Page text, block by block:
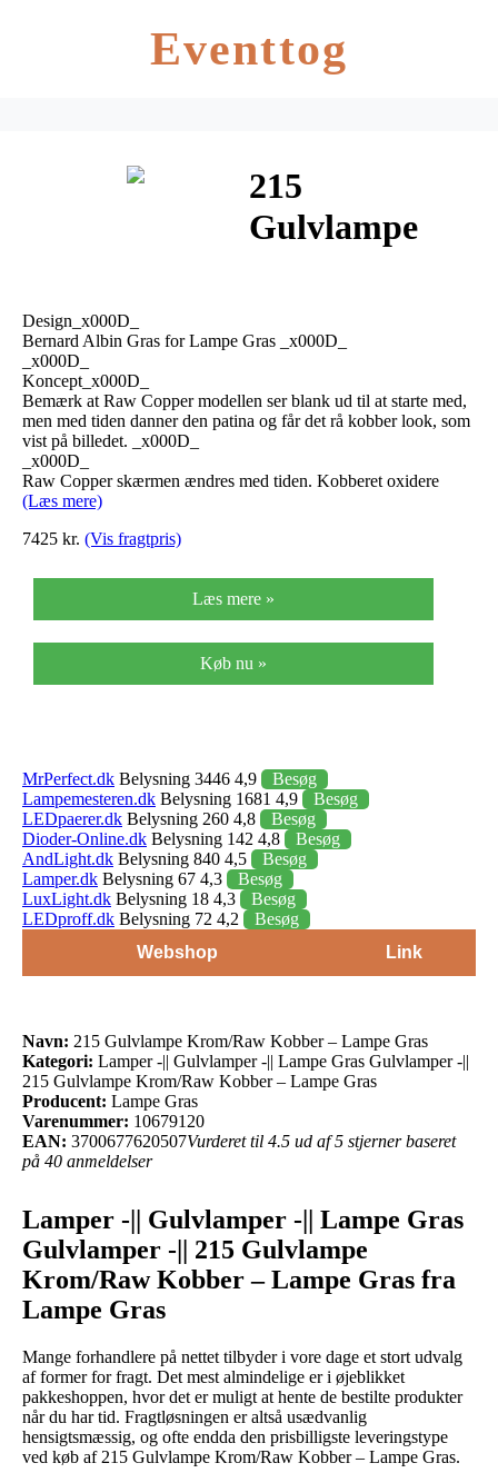
Eventtog
215
Gulvlampe
Lampe Gras
Design_x000D_
Bernard Albin Gras for Lampe Gras _x000D_
_x000D_
Koncept_x000D_
Bemærk at Raw Copper modellen ser blank ud til at starte med,
men med tiden danner den patina og får det rå kobber look, som
vist på billedet. _x000D_
_x000D_
Raw Copper skærmen ændres med tiden. Kobberet oxidere
(Læs mere)
7425 kr. (Vis fragtpris)
Læs mere »
Køb nu »
MrPerfect.dk Belysning 3446 4,9
Besøg
Lampemesteren.dk Belysning 1681 4,9
Besøg
LEDpaerer.dk Belysning 260 4,8
Besøg
Dioder-Online.dk Belysning 142 4,8
Besøg
AndLight.dk Belysning 840 4,5
Besøg
Lamper.dk Belysning 67 4,3
Besøg
LuxLight.dk Belysning 18 4,3
Besøg
LEDproff.dk Belysning 72 4,2
Besøg
Webshop
Link
Navn: 215 Gulvlampe Krom/Raw Kobber – Lampe Gras
Kategori: Lamper -|| Gulvlamper -|| Lampe Gras Gulvlamper -||
215 Gulvlampe Krom/Raw Kobber – Lampe Gras
Producent: Lampe Gras
Varenummer: 10679120
EAN: 3700677620507Vurderet til 4.5 ud af 5 stjerner baseret
på 40 anmeldelser
Lamper -|| Gulvlamper -|| Lampe Gras
Gulvlamper -|| 215 Gulvlampe
Krom/Raw Kobber – Lampe Gras fra
Lampe Gras
Mange forhandlere på nettet tilbyder i vore dage et stort udvalg
af former for fragt. Det mest almindelige er i øjeblikket
pakkeshoppen, hvor det er muligt at hente de bestilte produkter
når du har tid. Fragtløsningen er altså usædvanlig
hensigtsmæssig, og ofte endda den prisbilligste leveringstype
ved køb af 215 Gulvlampe Krom/Raw Kobber – Lampe Gras.